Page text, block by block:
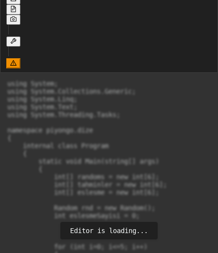
using System;
using System.Collections.Generic;
using System.Linq;
using System.Text;
using System.Threading.Tasks;
namespace piyongo.dize
    internal class Program
        static void Main(string[] args)
            int[] randoms = new int[6];
            int[] tahminler = new int[6];
            int[] eslesme = new int[6];
            Random rnd = new Random();
            int eslesmeSayisi = 0;
            for (int i=0; i<=5; i++)
Editor is loading...